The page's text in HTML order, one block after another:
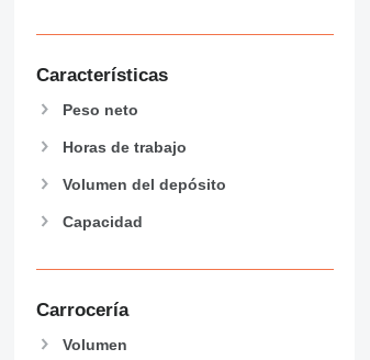
Características
Peso neto
Horas de trabajo
Volumen del depósito
Capacidad
Carrocería
Volumen